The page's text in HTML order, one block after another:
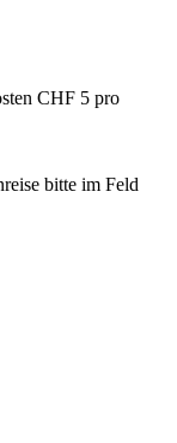
CHF 5 pro
bitte im Feld